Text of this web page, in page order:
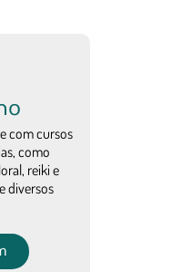
com cursos
como
reiki e
diversos